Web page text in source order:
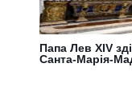
Папа Лев XIV
Санта-Марія-